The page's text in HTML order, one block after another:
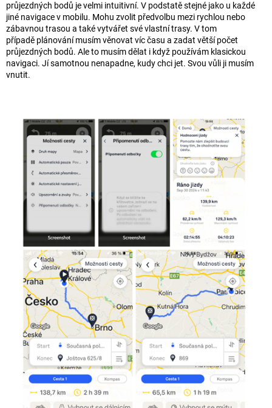
průjezdných bodů je velmi intuitivní. V podstatě stejné jako u každé
jiné navigace v mobilu. Mohu zvolit předvolbu mezi rychlou nebo
zábavnou trasou a také vytvářet své vlastní trasy. V tom
případě plánování musím věnovat víc času a zadat větší počet
průjezdných bodů. Ale to musím dělat i když používám klasickou
navigaci. Jí samotnou nenapadne, kudy chci jet. Svou vůli ji musím
vnutit.